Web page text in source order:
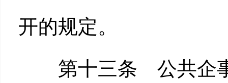
开的规定。
第十三条 公共企事